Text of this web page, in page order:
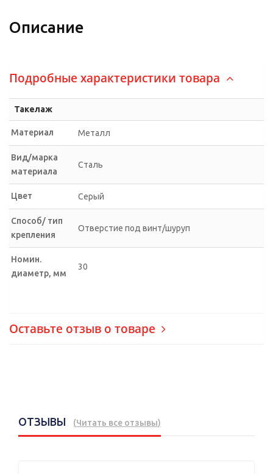
Описание
Подробные характеристики товара
Такелаж
Материал Металл
Вид/марка
материала
Сталь
Цвет Серый
Способ/ тип
крепления
Отверстие под винт/шуруп
Номин.
диаметр, мм
30
Оставьте отзыв о товаре
ОТЗЫВЫ (Читать все отзывы)